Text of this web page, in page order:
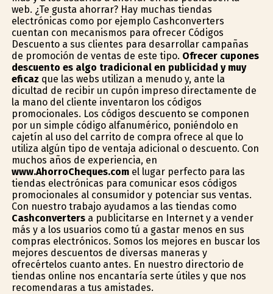
web. ¿Te gusta ahorrar? Hay muchas tiendas
electrónicas como por ejemplo Cashconverters
cuentan con mecanismos para ofrecer Códigos
Descuento a sus clientes para desarrollar campañas
de promoción de ventas de este tipo. Ofrecer cupones
descuento es algo tradicional en publicidad y muy
eficaz que las webs utilizan a menudo y, ante la
dificultad de recibir un cupón impreso directamente de
la mano del cliente inventaron los códigos
promocionales. Los códigos descuento se componen
por un simple código alfanumérico, poniéndolo en
cajetín al uso del carrito de compra ofrece al que lo
utiliza algún tipo de ventaja adicional o descuento. Con
muchos años de experiencia, en
www.AhorroCheques.comel lugar perfecto para las
tiendas electrónicas para comunicar esos códigos
promocionales al consumidor y potenciar sus ventas.
Con nuestro trabajo ayudamos a las tiendas como
Cashconvertersa publicitarse en Internet y a vender
más y a los usuarios como tú a gastar menos en sus
compras electrónicos. Somos los mejores en buscar los
mejores descuentos de diversas maneras y
ofrecértelos cuanto antes. En nuestro directorio de
tiendas online nos encantaría serte útiles y que nos
recomendaras a tus amistades.